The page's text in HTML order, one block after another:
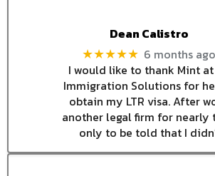
Dean Calistro
★★★★★ 6 months ago
I would like to thank Mint
Immigration Solutions for
obtain my LTR visa. After
another legal firm for nearly
only to be told that I